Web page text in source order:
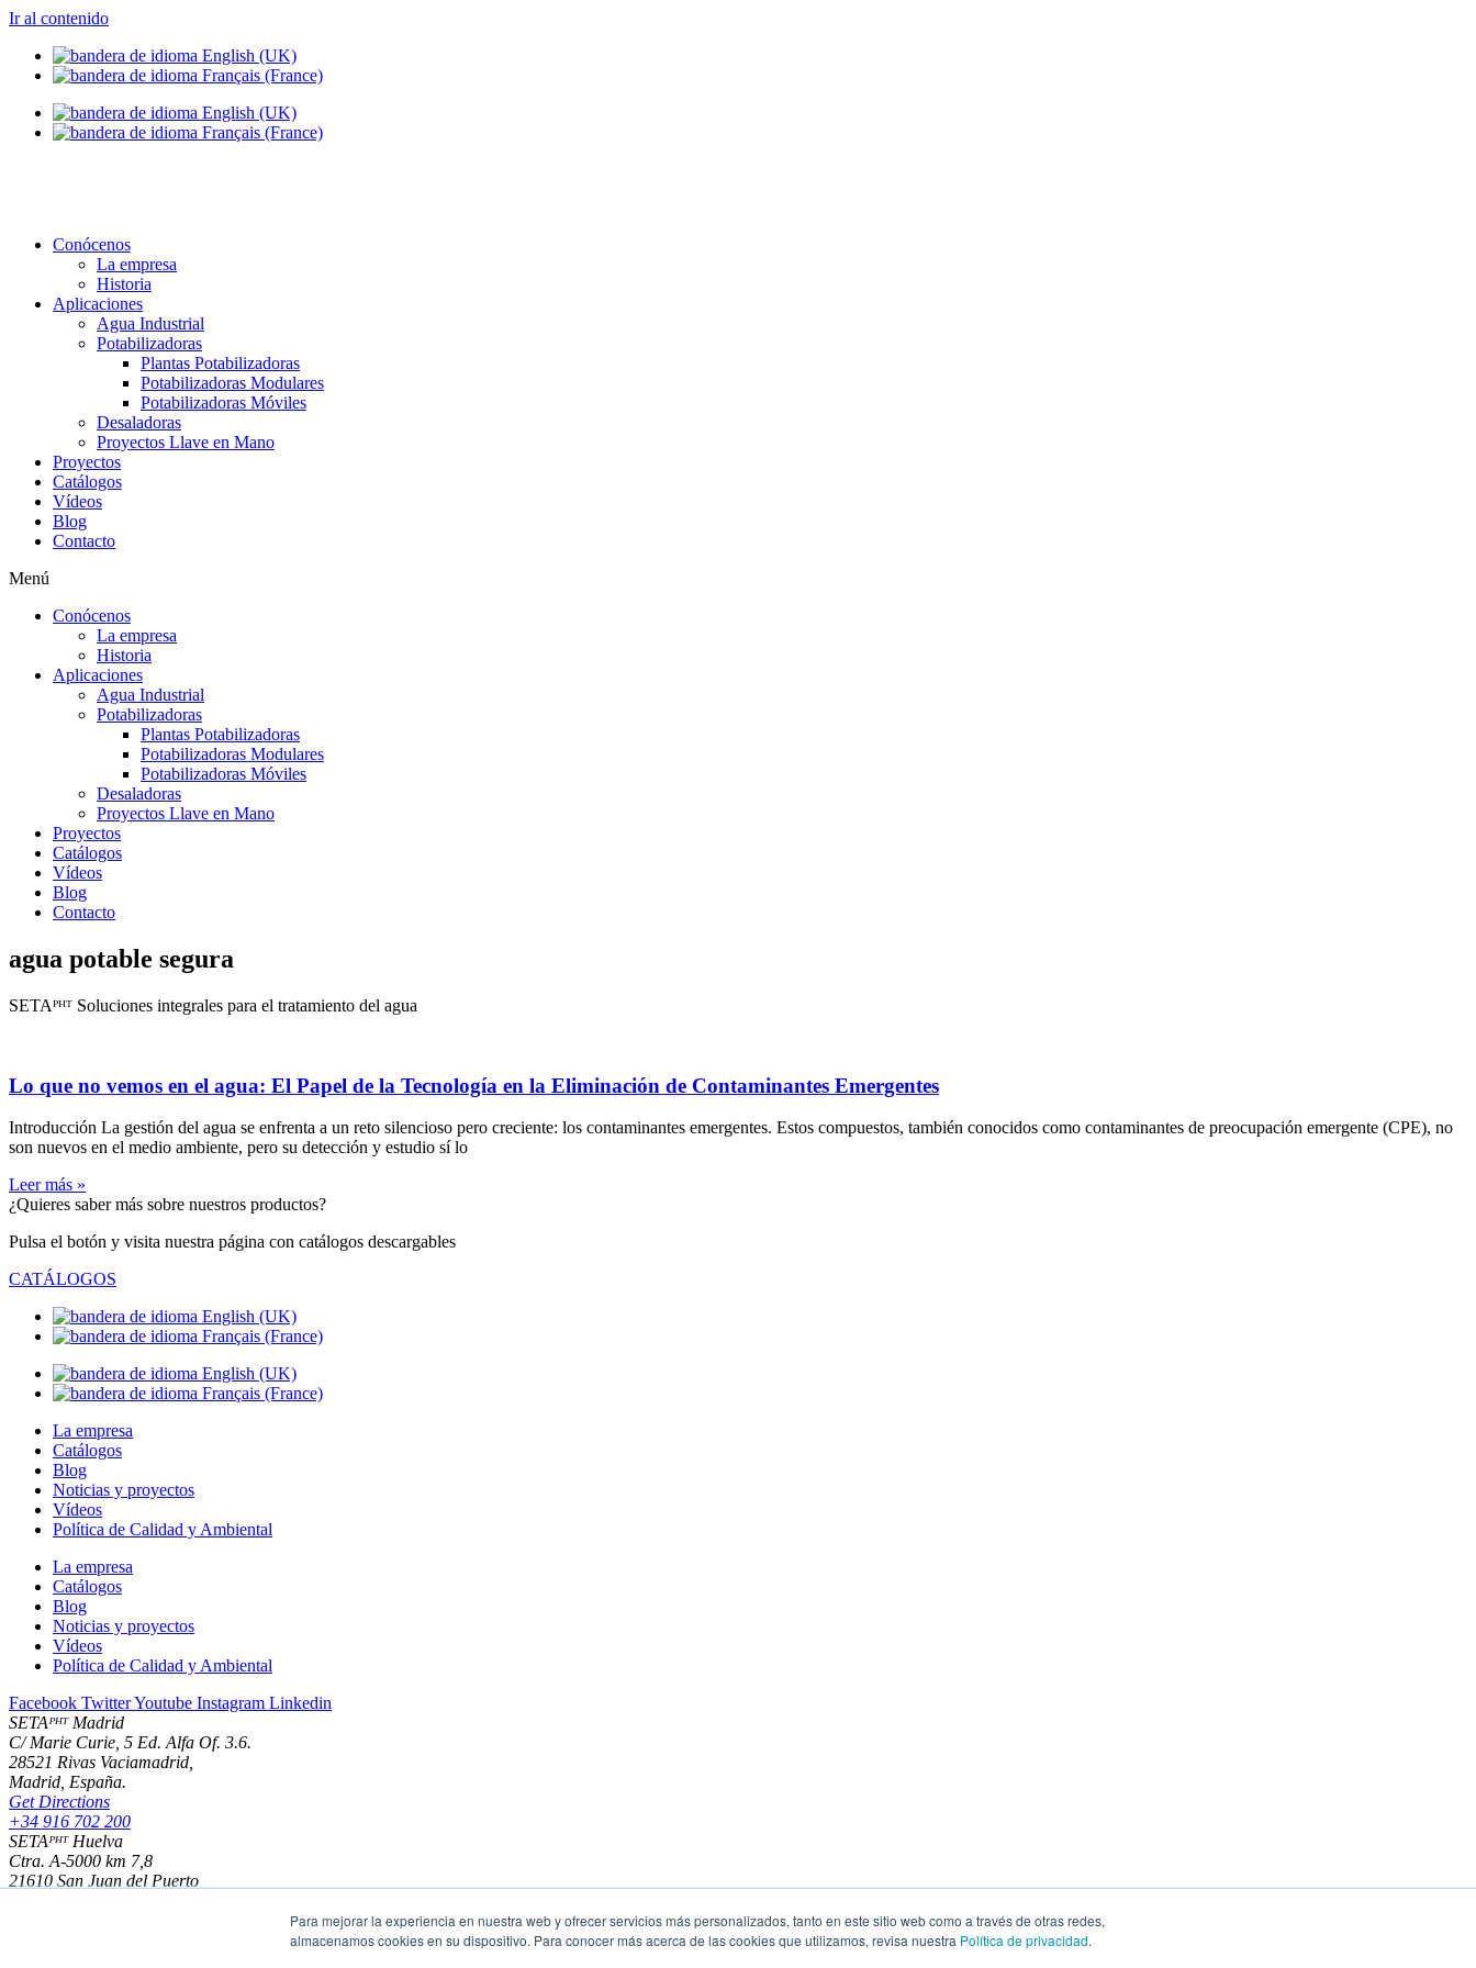
Para mejorar la experiencia en nuestra web y ofrecer servicios más personalizados, tanto en este sitio web como a través de otras redes,
almacenamos cookies en su dispositivo. Para conocer más acerca de las cookies que utilizamos, revisa nuestra Política de privacidad.
Ir al contenido
Conócenos
La empresa
Historia
Aplicaciones
Agua Industrial
Potabilizadoras
Plantas Potabilizadoras
Potabilizadoras Modulares
Potabilizadoras Móviles
Desaladoras
Proyectos Llave en Mano
Proyectos
Catálogos
Vídeos
Blog
Contacto
Menú
Conócenos
La empresa
Historia
Aplicaciones
Agua Industrial
Potabilizadoras
Plantas Potabilizadoras
Potabilizadoras Modulares
Potabilizadoras Móviles
Desaladoras
Proyectos Llave en Mano
Proyectos
Catálogos
Vídeos
Blog
Contacto
agua potable segura
SETAᴾᴴᵀ Soluciones integrales para el tratamiento del agua
Lo que no vemos en el agua: El Papel de la Tecnología en la Eliminación de Contaminantes Emergentes
Introducción La gestión del agua se enfrenta a un reto silencioso pero creciente: los contaminantes emergentes. Estos compuestos, también conocidos como contaminantes de preocupación emergente (CPE), no
son nuevos en el medio ambiente, pero su detección y estudio sí lo
Leer más »
¿Quieres saber más sobre nuestros productos?
Pulsa el botón y visita nuestra página con catálogos descargables
CATÁLOGOS
La empresa
Catálogos
Blog
Noticias y proyectos
Vídeos
Política de Calidad y Ambiental
La empresa
Catálogos
Blog
Noticias y proyectos
Vídeos
Política de Calidad y Ambiental
Facebook TwitterYoutube Instagram Linkedin
SETAᴾᴴᵀ Madrid
C/ Marie Curie, 5 Ed. Alfa Of. 3.6.
28521 Rivas Vaciamadrid,
Madrid, España.
Get Directions
+34 916 702 200
SETAᴾᴴᵀ Huelva
Ctra. A-5000 km 7,8
21610 San Juan del Puerto